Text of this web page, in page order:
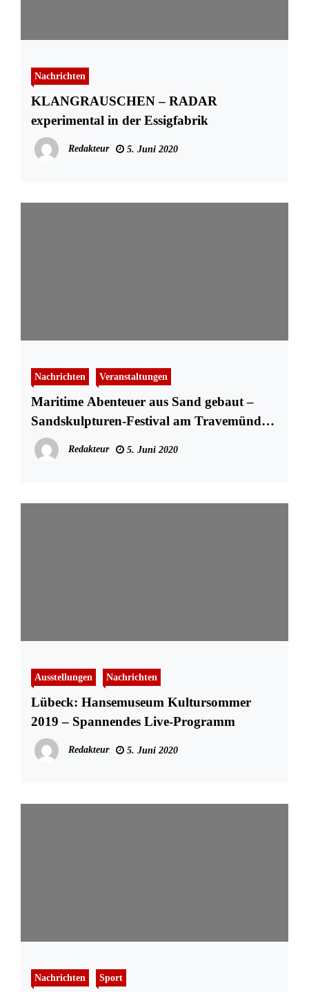
Nachrichten
KLANGRAUSCHEN – RADAR
experimental in der Essigfabrik
Redakteur 5. Juni 2020
Nachrichten Veranstaltungen
Maritime Abenteuer aus Sand gebaut –
Sandskulpturen-Festival am Travemünder
Fischereihafen
Redakteur 5. Juni 2020
Ausstellungen Nachrichten
Lübeck: Hansemuseum Kultursommer
2019 – Spannendes Live-Programm
Redakteur 5. Juni 2020
Nachrichten Sport